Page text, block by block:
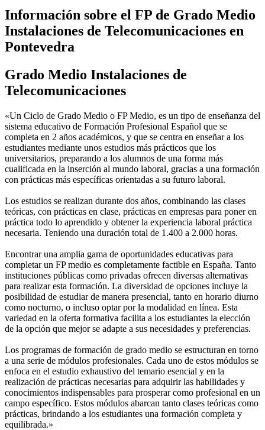
Información sobre el FP de Grado Medio
Instalaciones de Telecomunicaciones en
Pontevedra
Grado Medio Instalaciones de
Telecomunicaciones
«Un Ciclo de Grado Medio o FP Medio, es un tipo de enseñanza del
sistema educativo de Formación Profesional Español que se
completa en 2 años académicos, y que se centra en enseñar a los
estudiantes mediante unos estudios más prácticos que los
universitarios, preparando a los alumnos de una forma más
cualificada en la inserción al mundo laboral, gracias a una formación
con prácticas más específicas orientadas a su futuro laboral.
Los estudios se realizan durante dos años, combinando las clases
teóricas, con prácticas en clase, prácticas en empresas para poner en
práctica todo lo aprendido y obtener la experiencia laboral práctica
necesaria. Teniendo una duración total de 1.400 a 2.000 horas.
Encontrar una amplia gama de oportunidades educativas para
completar un FP medio es completamente factible en España. Tanto
instituciones públicas como privadas ofrecen diversas alternativas
para realizar esta formación. La diversidad de opciones incluye la
posibilidad de estudiar de manera presencial, tanto en horario diurno
como nocturno, o incluso optar por la modalidad en línea. Esta
variedad en la oferta formativa facilita a los estudiantes la elección
de la opción que mejor se adapte a sus necesidades y preferencias.
Los programas de formación de grado medio se estructuran en torno
a una serie de módulos profesionales. Cada uno de estos módulos se
enfoca en el estudio exhaustivo del temario esencial y en la
realización de prácticas necesarias para adquirir las habilidades y
conocimientos indispensables para prosperar como profesional en un
campo específico. Estos módulos abarcan tanto clases teóricas como
prácticas, brindando a los estudiantes una formación completa y
equilibrada.»